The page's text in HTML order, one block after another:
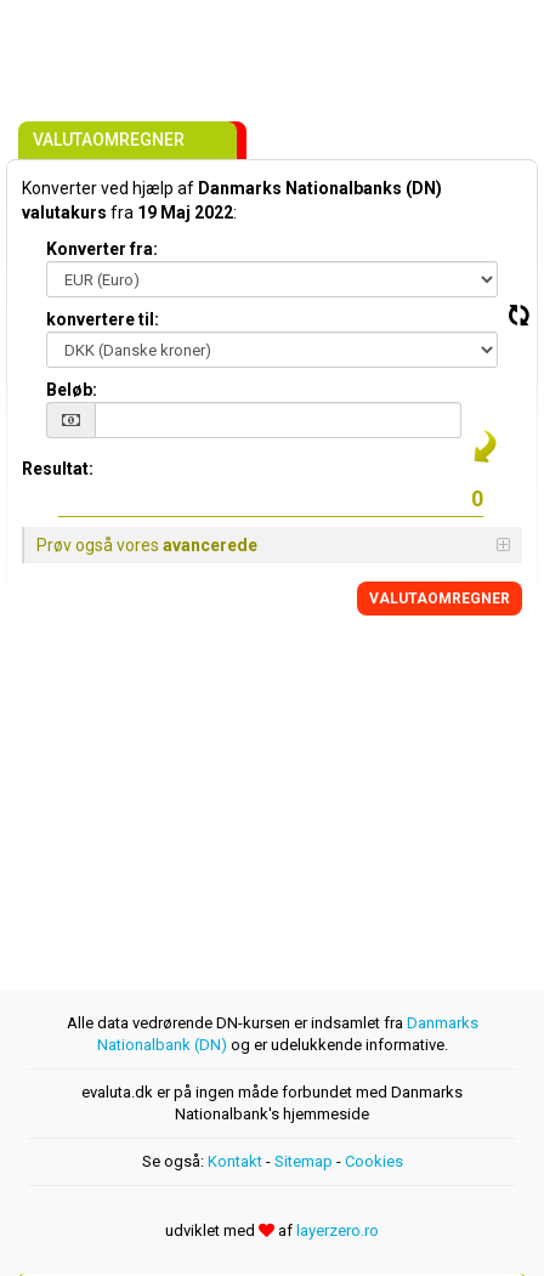
VALUTAOMREGNER
Konverter ved hjælp af Danmarks Nationalbanks (DN)
valutakurs fra 19 Maj 2022:
Konverter fra:
konvertere til:
Beløb:
Resultat:
Prøv også vores avancerede
VALUTAOMREGNER
Alle data vedrørende DN-kursen er indsamlet fra Danmarks
Nationalbank (DN) og er udelukkende informative.
evaluta.dk er på ingen måde forbundet med Danmarks
Nationalbank's hjemmeside
Se også: Kontakt- Sitemap - Cookies
udviklet med af layerzero.ro